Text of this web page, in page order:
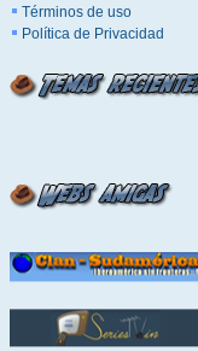
Términos de uso
Política de Privacidad